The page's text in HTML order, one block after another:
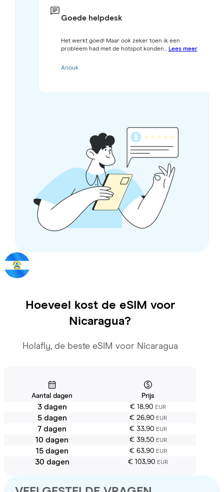
Goede helpdesk
Het werkt goed! Maar ook zeker toen ik een
probleem had met de hotspot konden... Lees meer
Anouk
Hoeveel kost de eSIM voor
Nicaragua?
Holafly, de beste eSIM voor Nicaragua
Aantal dagen Prijs
3 dagen € 18,90 EUR
5 dagen € 26,90 EUR
7 dagen € 33,90 EUR
10 dagen € 39,50 EUR
15 dagen € 63,90 EUR
30 dagen € 103,90 EUR